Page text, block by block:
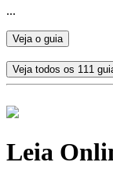
...
Veja o guia
Veja todos os 111
Leia